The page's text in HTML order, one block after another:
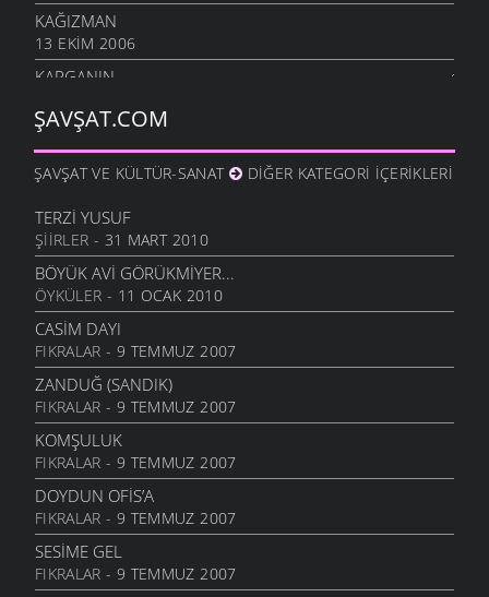
KAĞIZMAN
13 EKIM 2006
KARGANIN
SIÇANDAN DOĞAN
7 EKIM 2006
URUSUN BEŞ KAPIKI
7 EKIM 2006
HARMANA GIREN
7 EKIM 2006
OTARDIĞIM DANA
7 EKIM 2006
HEM HIZAN
6 EKIM 2006
SIZDE
13 EYLÜL 2006
KIZ
12 EYLÜL 2006
KAÇKÇA
25 AĞUSTOS 2006
QAYIŞA SOR
ŞAVŞAT.COM
ŞAVŞAT VE KÜLTÜR-SANAT DIĞER KATEGORI İÇERIKLERI
TERZI YUSUF
ŞIIRLER - 31 MART 2010
BÖYÜK AVI GÖRÜKMIYER...
ÖYKÜLER - 11 OCAK 2010
CASIM DAYI
FIKRALAR - 9 TEMMUZ 2007
ZANDUĞ (SANDIK)
FIKRALAR - 9 TEMMUZ 2007
KOMŞULUK
FIKRALAR - 9 TEMMUZ 2007
DOYDUN OFIS’A
FIKRALAR - 9 TEMMUZ 2007
SESIME GEL
FIKRALAR - 9 TEMMUZ 2007